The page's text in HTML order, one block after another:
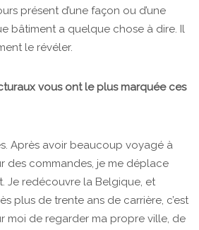
présent d’une façon ou d’une
bâtiment a quelque chose à dire. Il
le révéler.
vous ont le plus marquée ces
Après avoir beaucoup voyagé à
des commandes, je me déplace
Je redécouvre la Belgique, et
plus de trente ans de carrière, c’est
moi de regarder ma propre ville, de